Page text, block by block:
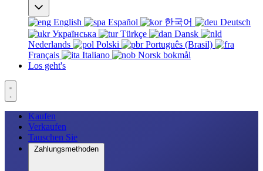
English Español 한국어
Deutsch
Українська
Türkçe
Dansk
Nederlands
Polski
Português (Brasil)
Français
Italiano
Norsk bokmål
Los geht's
Kaufen
Verkaufen
Tauschen Sie
Zahlungsmethoden